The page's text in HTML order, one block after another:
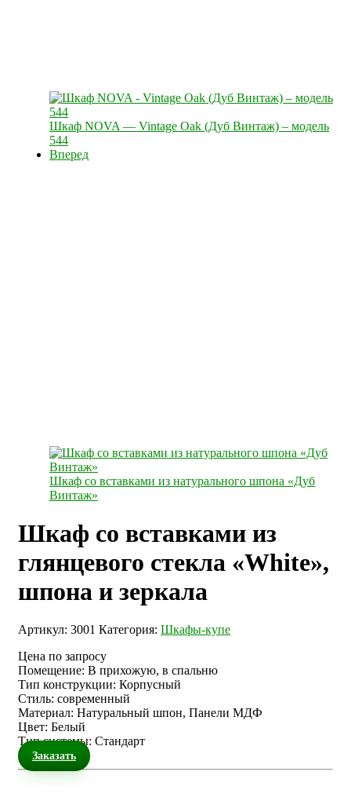
Шкаф NOVA — Vintage Оak (Дуб Винтаж) – модель
544
Вперед
Шкаф со вставками из натурального шпона «Дуб
Винтаж»
Шкаф со вставками из
глянцевого стекла «White»,
шпона и зеркала
Артикул: 3001 Категория: Шкафы-купе
Цена по запросу
Помещение: В прихожую, в спальню
Тип конструкции: Корпусный
Стиль: современный
Материал: Натуральный шпон, Панели МДФ
Цвет: Белый
Тип системы: Стандарт
Заказать